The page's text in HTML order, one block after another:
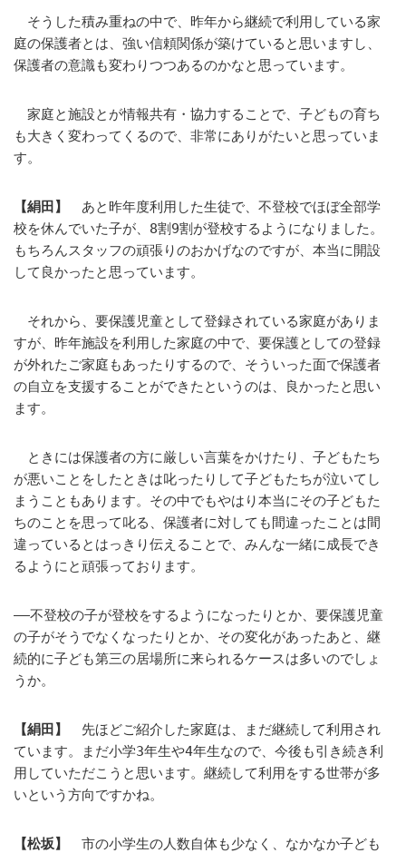
そうした積み重ねの中で、昨年から継続で利用している家
庭の保護者とは、強い信頼関係が築けていると思いますし、
保護者の意識も変わりつつあるのかなと思っています。
家庭と施設とが情報共有・協力することで、子どもの育ち
も大きく変わってくるので、非常にありがたいと思っていま
す。
【絹田】
あと昨年度利用した生徒で、不登校でほぼ全部学
校を休んでいた子が、8割9割が登校するようになりました。
もちろんスタッフの頑張りのおかげなのですが、本当に開設
して良かったと思っています。
それから、要保護児童として登録されている家庭がありま
すが、昨年施設を利用した家庭の中で、要保護としての登録
が外れたご家庭もあったりするので、そういった面で保護者
の自立を支援することができたというのは、良かったと思い
ます。
ときには保護者の方に厳しい言葉をかけたり、子どもたち
が悪いことをしたときは叱ったりして子どもたちが泣いてし
まうこともあります。その中でもやはり本当にその子どもた
ちのことを思って叱る、保護者に対しても間違ったことは間
違っているとはっきり伝えることで、みんな一緒に成長でき
るようにと頑張っております。
――不登校の子が登校をするようになったりとか、要保護児童
の子がそうでなくなったりとか、その変化があったあと、継
続的に子ども第三の居場所に来られるケースは多いのでしょ
うか。
【絹田】
先ほどご紹介した家庭は、まだ継続して利用され
ています。まだ小学3年生や4年生なので、今後も引き続き利
用していただこうと思います。継続して利用をする世帯が多
いという方向ですかね。
【松坂】
市の小学生の人数自体も少なく、なかなか子ども